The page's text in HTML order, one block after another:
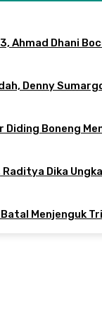
Ahmad Dhani
Denny
Boneng
Dika
Menjenguk